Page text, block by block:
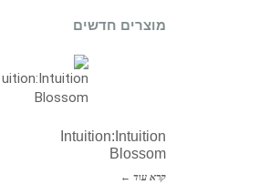
מוצרים חדשים
Intuition:Intuition
Blossom
קרא עוד ←